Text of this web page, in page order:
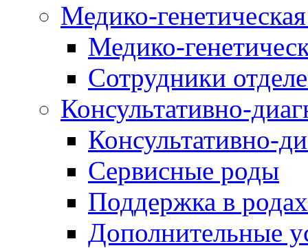
Медико-
Медико-
Сотрудники
Консультативно-
Консультативно-
Cервисные роды
Поддержка в
Дополнительные